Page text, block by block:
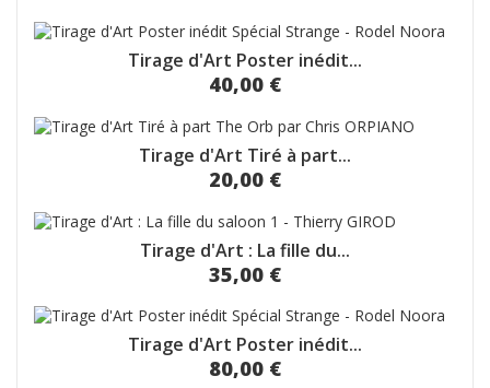
Tirage d'Art Poster inédit...
40,00 €
Tirage d'Art Tiré à part...
20,00 €
Tirage d'Art : La fille du...
35,00 €
Tirage d'Art Poster inédit...
80,00 €